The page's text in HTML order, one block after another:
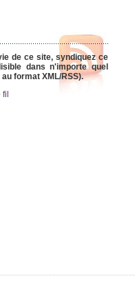
de ce site, syndiquez ce
dans n'importe quel
format XML/RSS).